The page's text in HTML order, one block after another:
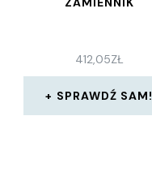
412,05ZŁ
SPRAWDŹ SAM!